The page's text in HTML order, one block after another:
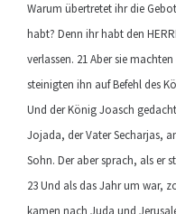
Warum übertretet ihr die
habt? Denn ihr habt den
verlassen. 21 Aber sie
steinigten ihn auf Befehl des
Und der König Joasch
Jojada, der Vater Secharjas,
Sohn. Der aber sprach, als er
23 Und als das Jahr um war,
kamen nach Juda und